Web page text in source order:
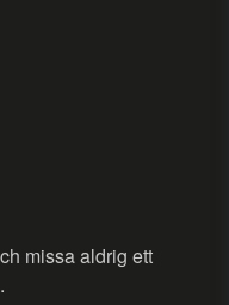
missa aldrig ett